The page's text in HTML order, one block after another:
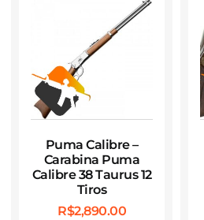
Puma Calibre –
Carabina Puma
Calibre 38 Taurus 12
Tiros
R$2,890.00